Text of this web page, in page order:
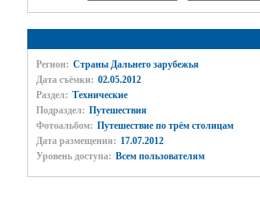
Регион: Страны Дальнего зарубежья
Дата съёмки: 02.05.2012
Раздел: Технические
Подраздел: Путешествия
Фотоальбом: Путешествие по трём столицам
Дата размещения: 17.07.2012
Уровень доступа: Всем пользователям